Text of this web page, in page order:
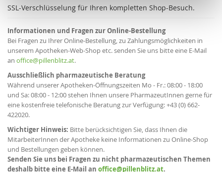
SSL-Verschlüsselung für Ihren kompletten Shop-Besuch.
Informationen und Fragen zur Online-Bestellung
Bei Fragen zu Ihrer Online-Bestellung, zu Zahlungsmöglichkeiten in
unserem Apotheken-Web-Shop etc. senden Sie uns bitte eine E-Mail
an office@pillenblitz.at.
Ausschließlich pharmazeutische Beratung
Während unserer Apotheken-Öffnungszeiten Mo - Fr.: 08:00 - 18:00
und Sa: 08:00 - 12:00 stehen Ihnen unsere PharmazeutInnen gerne für
eine kostenfreie telefonische Beratung zur Verfügung: +43 (0) 662-
422020.
Wichtiger Hinweis: Bitte berücksichtigen Sie, dass Ihnen die
MitarbeiterInnen der Apotheke keine Informationen zu Online-Shop
und Bestellungen geben können.
Senden Sie uns bei Fragen zu nicht pharmazeutischen Themen
deshalb bitte eine E-Mail an office@pillenblitz.at.